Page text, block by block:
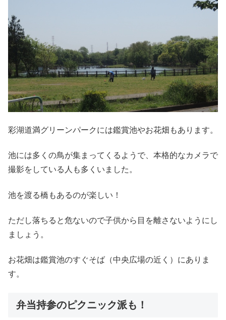
彩湖道満グリーンパークには鑑賞池やお花畑もあります。
池には多くの鳥が集まってくるようで、本格的なカメラで
撮影をしている人も多くいました。
池を渡る橋もあるのが楽しい！
ただし落ちると危ないので子供から目を離さないようにし
ましょう。
お花畑は鑑賞池のすぐそば（中央広場の近く）にありま
す。
弁当持参のピクニック派も！